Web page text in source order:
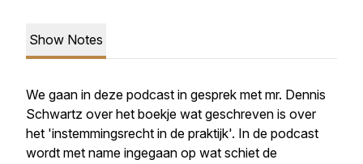
Show Notes
We gaan in deze podcast in gesprek met mr. Dennis
Schwartz over het boekje wat geschreven is over
het 'instemmingsrecht in de praktijk'. In de podcast
wordt met name ingegaan op wat schiet de